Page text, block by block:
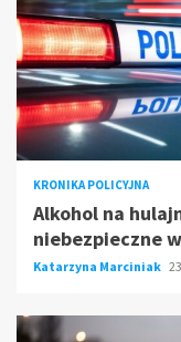
KRONIKA POLICYJNA
Alkohol na
niebezpieczne
Katarzyna Marciniak